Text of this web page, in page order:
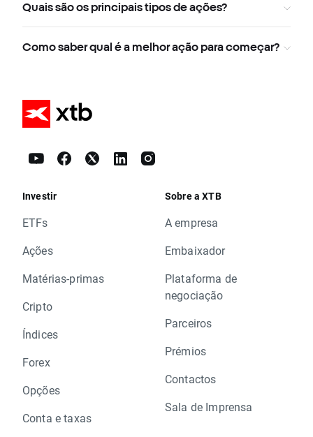
Quais são os principais tipos de ações?
Como saber qual é a melhor ação para começar?
Investir
ETFs
Ações
Matérias-primas
Cripto
Índices
Forex
Opções
Conta e taxas
Sobre a XTB
A empresa
Embaixador
Plataforma de
negociação
Parceiros
Prémios
Contactos
Sala de Imprensa